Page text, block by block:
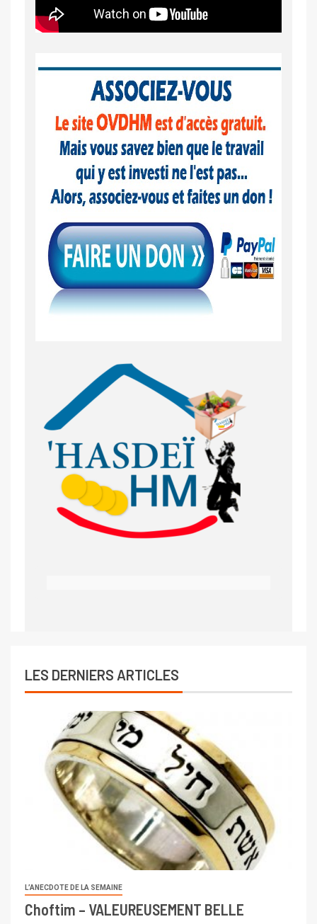
LES DERNIERS ARTICLES
L’ANECDOTE DE LA SEMAINE
Choftim – VALEUREUSEMENT BELLE